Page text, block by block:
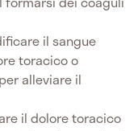
il sangue
toracico o
alleviare il
il dolore toracico